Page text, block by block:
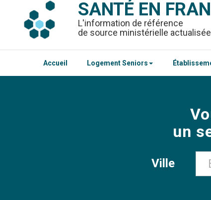
SANTÉ EN
L'information de référence
de source ministérielle
Accueil Logement Seniors
un
Ville